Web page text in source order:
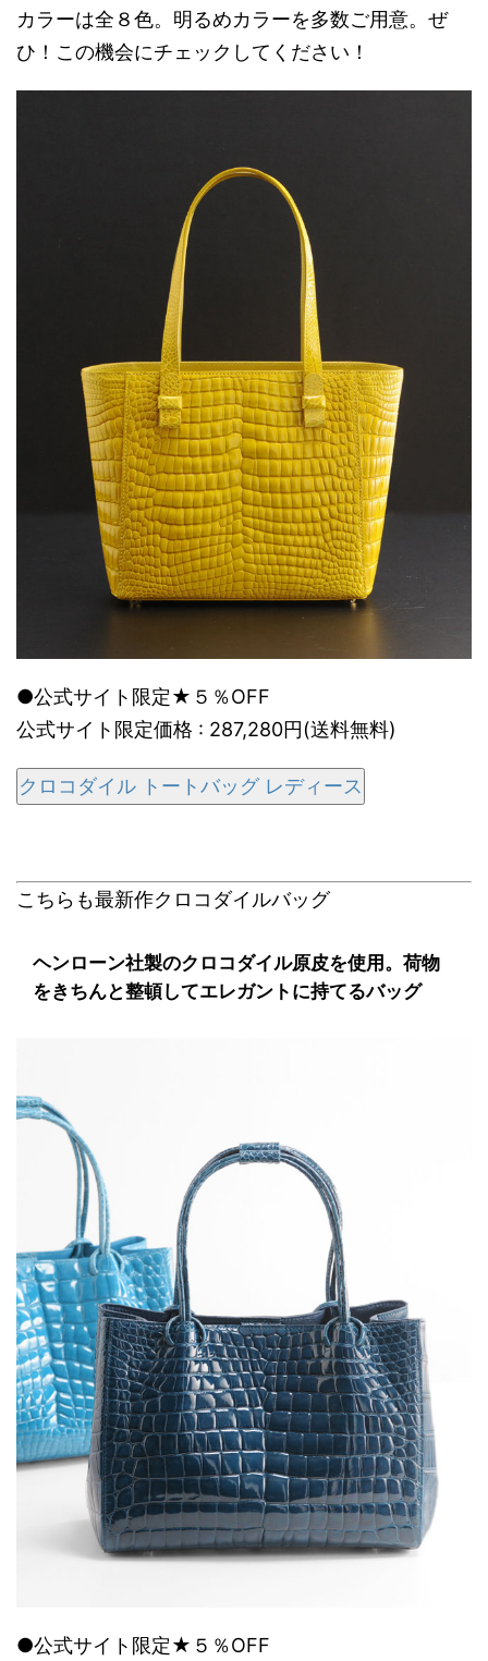
カラーは全８色。明るめカラーを多数ご用意。ぜ
ひ！この機会にチェックしてください！
●公式サイト限定★５％OFF
公式サイト限定価格 : 287,280円(送料無料)
クロコダイル トートバッグ レディース
こちらも最新作クロコダイルバッグ
ヘンローン社製のクロコダイル原皮を使用。荷物
をきちんと整頓してエレガントに持てるバッグ
●公式サイト限定★５％OFF